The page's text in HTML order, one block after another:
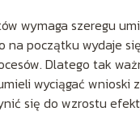
wymaga szeregu
na początku wydaje
Dlatego tak
wyciągać wnioski
się do wzrostu